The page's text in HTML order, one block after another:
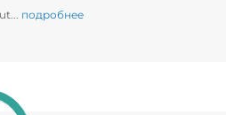
подробнее